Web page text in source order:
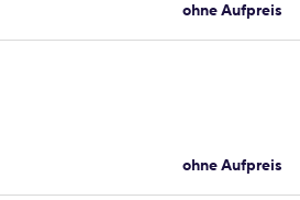
ohne Aufpreis
ohne Aufpreis